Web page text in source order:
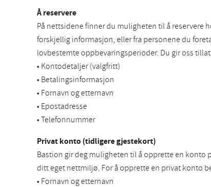
Å reservere
På nettsidene finner du muligheten til å reservere
forskjellig informasjon, eller fra personene du
lovbestemte oppbevaringsperioder. Du gir oss
• Kontodetaljer (valgfritt)
• Betalingsinformasjon
• Fornavn og etternavn
• Epostadresse
• Telefonnummer
Privat konto (tidligere gjestekort)
Bastion gir deg muligheten til å opprette en konto
ditt eget nettmiljø. For å opprette en privat konto
• Fornavn og etternavn